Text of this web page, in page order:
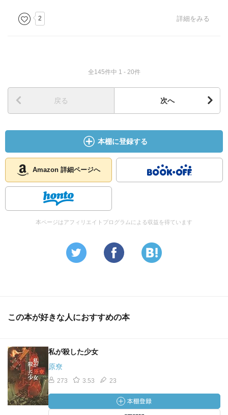
2 詳細をみる
全145件中 1 - 20件
戻る 次へ
本棚に登録する
Amazon 詳細ページへ
本ページはアフィリエイトプログラムによる収益を得ています
この本が好きな人におすすめの本
私が殺した少女
原尞
273 3.53 23